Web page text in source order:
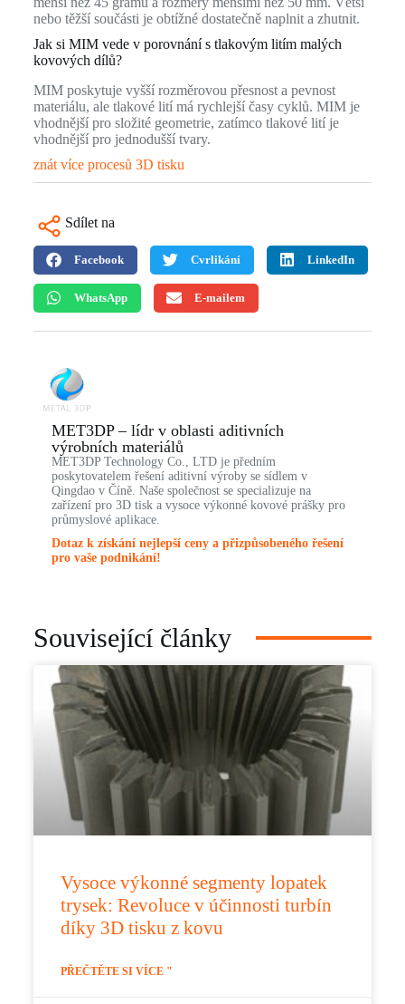
nebo těžší součásti je obtížné dostatečně naplnit a zhutnit.
Jak si MIM vede v porovnání s tlakovým litím malých
kovových dílů?
MIM poskytuje vyšší rozměrovou přesnost a pevnost
materiálu, ale tlakové lití má rychlejší časy cyklů. MIM je
vhodnější pro složité geometrie, zatímco tlakové lití je
vhodnější pro jednodušší tvary.
znát více procesů 3D tisku
Sdílet na
Facebook Cvrlikání LinkedIn
WhatsApp E-mailem
MET3DP – lídr v oblasti aditivních
výrobních materiálů
MET3DP Technology Co., LTD je předním
poskytovatelem řešení aditivní výroby se sídlem v
Qingdao v Číně. Naše společnost se specializuje na
zařízení pro 3D tisk a vysoce výkonné kovové prášky pro
průmyslové aplikace.
Dotaz k získání nejlepší ceny a přizpůsobeného řešení
pro vaše podnikání!
Související články
Vysoce výkonné segmenty lopatek
trysek: Revoluce v účinnosti turbín
díky 3D tisku z kovu
PŘEČTĚTE SI VÍCE "